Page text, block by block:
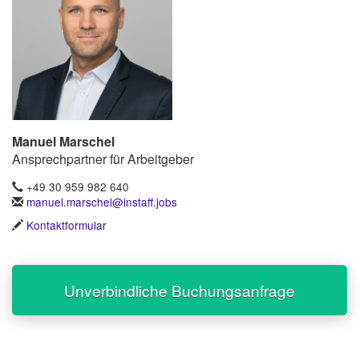
Manuel Marschel
Ansprechpartner für Arbeitgeber
+49 30 959 982 640
manuel.marschel@instaff.jobs
Kontaktformular
Unverbindliche Buchungsanfrage